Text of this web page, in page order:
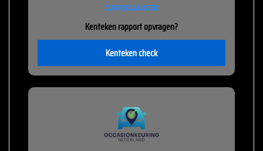
Kenteken rapport opvragen?
Kenteken check